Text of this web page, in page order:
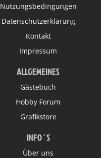
Nutzungsbedingungen
Datenschutzerklärung
Kontakt
Impressum
ALLGEMEINES
Gästebuch
Hobby Forum
Grafikstore
INFO´S
Über uns